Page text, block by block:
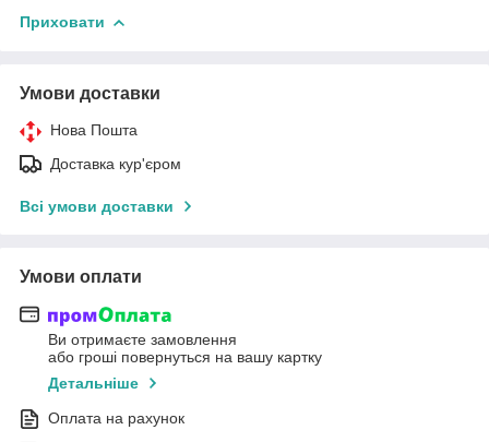
Приховати
Умови доставки
Нова Пошта
Доставка кур'єром
Всі умови доставки
Умови оплати
Ви отримаєте замовлення
або гроші повернуться на вашу картку
Детальніше
Оплата на рахунок